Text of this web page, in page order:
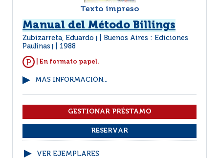
Texto impreso
Manual del Método Billings
Zubizarreta, Eduardo
Buenos Aires : Ediciones
Paulinas
1988
| En formato papel.
MÁS INFORMACIÓN...
VER EJEMPLARES